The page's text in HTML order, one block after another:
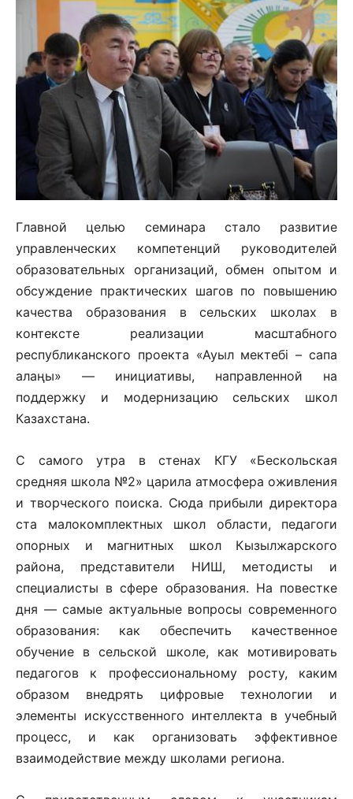
Главной целью семинара стало развитие
управленческих компетенций руководителей
образовательных организаций, обмен опытом и
обсуждение практических шагов по повышению
качества образования в сельских школах в
контексте реализации масштабного
республиканского проекта «Ауыл мектебі – сапа
алаңы» — инициативы, направленной на
поддержку и модернизацию сельских школ
Казахстана.
С самого утра в стенах КГУ «Бескольская
средняя школа №2» царила атмосфера оживления
и творческого поиска. Сюда прибыли директора
ста малокомплектных школ области, педагоги
опорных и магнитных школ Кызылжарского
района, представители НИШ, методисты и
специалисты в сфере образования. На повестке
дня — самые актуальные вопросы современного
образования: как обеспечить качественное
обучение в сельской школе, как мотивировать
педагогов к профессиональному росту, каким
образом внедрять цифровые технологии и
элементы искусственного интеллекта в учебный
процесс, и как организовать эффективное
взаимодействие между школами региона.